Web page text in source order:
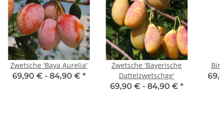
Zwetsche 'Baya Aurelia'
69,90 € - 84,90 € *
Zwetsche 'Bayerische
Dattelzwetschge'
69,90 € - 84,90 € *